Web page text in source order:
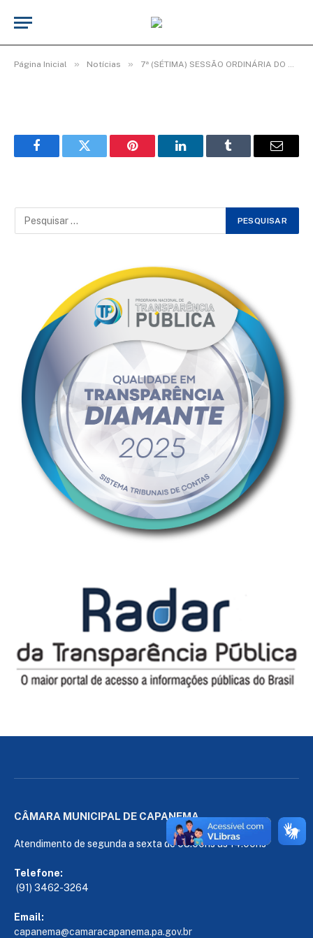
Página Inicial » Notícias » 7ª (SÉTIMA) SESSÃO ORDINÁRIA DO 3º PERÍODO LEGISLATIVO DA 20ª LEGISLATURA.
(2)
FacebookTwitter Pinterest LinkedInTumblr Email
CÂMARA MUNICIPAL DE CAPANEMA
Atendimento de segunda a sexta de 08:00hs às 14:00hs
Telefone:
(91) 3462-3264
Email:
capanema@camaracapanema.pa.gov.br